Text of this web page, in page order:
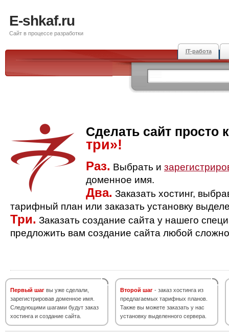
E-shkaf.ru
Сайт в процессе разработки
IT-работа
Сделать сайт просто
три»!
Раз. Выбрать и
доменное имя.
Два. Заказать хостинг,
тарифный план или заказать установку
Три. Заказать создание сайта у нашего
предложить вам создание сайта любой
Первый шаг вы уже сделали,
зарегистрировав доменное имя.
Следующими шагами будут заказ
хостинга и создание сайта.
Второй шаг - заказ хостинга из
предлагаемых тарифных планов.
Также вы можете заказать у нас
установку выделенного сервера.